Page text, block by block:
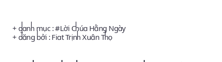
+ danh mục : #Lời Chúa Hằng Ngày
+ đăng bởi : Fiat Trịnh Xuân Thọ